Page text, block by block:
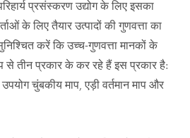
प्रसंस्करण उद्योग के लिए इसका
के लिए तैयार उत्पादों की गुणवत्ता का
करें कि उच्च-गुणवत्ता मानकों के
तीन प्रकार के कर रहे हैं इस प्रकार है:
चुंबकीय माप, एड़ी वर्तमान माप और